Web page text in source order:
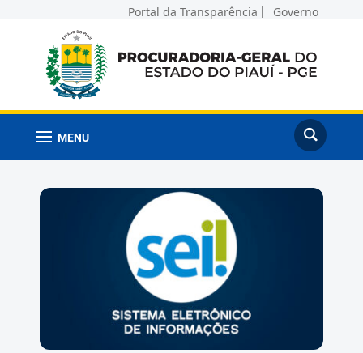
Portal da Transparência Governo
MENU